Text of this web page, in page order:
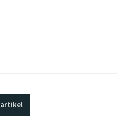
artikel